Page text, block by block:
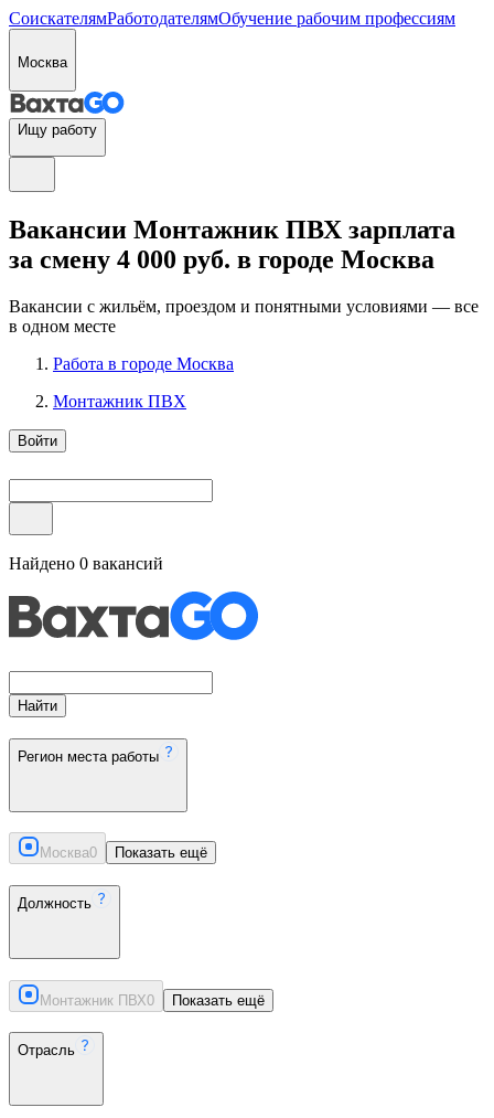
СоискателямРаботодателямОбучение рабочим профессиям
Москва
Ищу работу
Вакансии Монтажник ПВХ зарплата
за смену 4 000 руб. в городе Москва
Вакансии с жильём, проездом и понятными условиями — все
в одном месте
Работа в городе Москва
Монтажник ПВХ
Войти
Найдено 0 вакансий
Найти
Регион места работы
Москва0 Показать ещё
Должность
Монтажник ПВХ0 Показать ещё
Отрасль